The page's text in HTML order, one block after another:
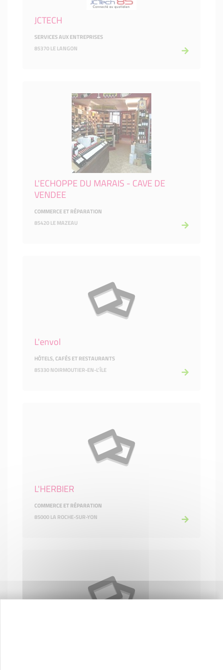
JCTECH
SERVICES AUX ENTREPRISES
85370 LE LANGON
L'ECHOPPE DU MARAIS - CAVE DE
VENDEE
COMMERCE ET RÉPARATION
85420 LE MAZEAU
L'envol
HÔTELS, CAFÉS ET RESTAURANTS
85330 NOIRMOUTIER-EN-L'ÎLE
L'HERBIER
COMMERCE ET RÉPARATION
85000 LA ROCHE-SUR-YON